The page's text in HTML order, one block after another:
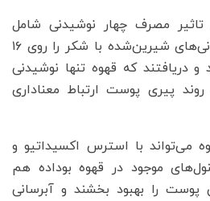
تاثیر مصرف چهار نوشیدنی شامل
قهوه، چای، الکل و نوشیدنی‌های شیرین‌شده با شکر را روی ۱۶
و دریافتند که قهوه تنها نوشیدنی
پیری پوست ارتباط معناداری
می‌تواند با استرس اکسیداتیو و
موجود در قهوه بوداده هم
پوست را بهبود بخشند و آبرسانی